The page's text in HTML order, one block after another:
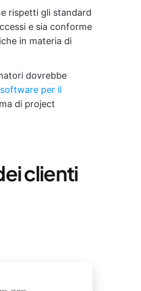
rispetti gli standard
e sia conforme
in materia di
dovrebbe
software per il
di project
clienti